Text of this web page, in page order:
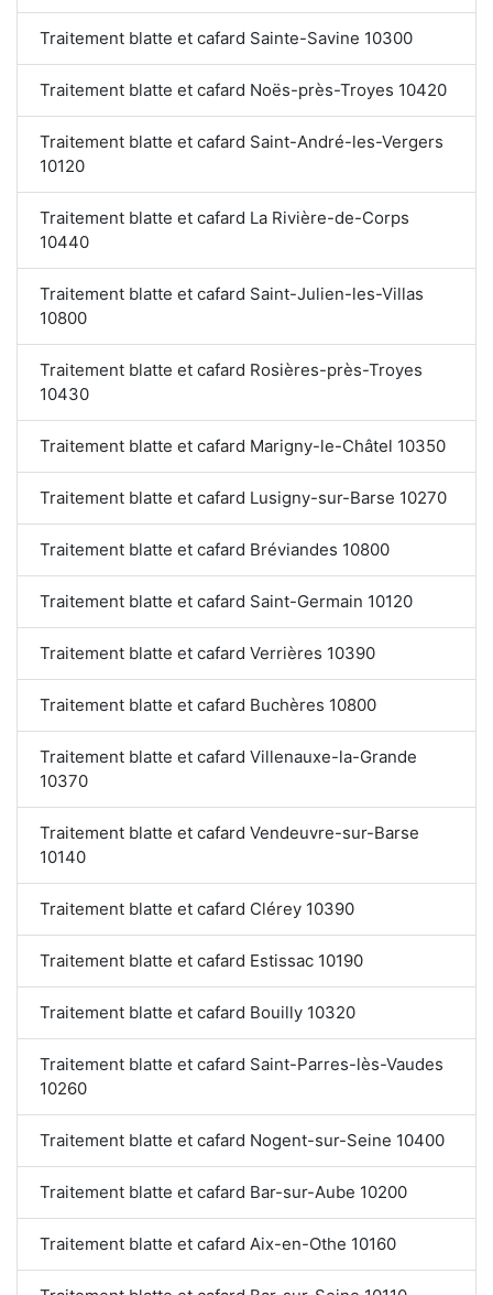
Traitement blatte et cafard Sainte-Savine 10300
Traitement blatte et cafard Noës-près-Troyes 10420
Traitement blatte et cafard Saint-André-les-Vergers
10120
Traitement blatte et cafard La Rivière-de-Corps
10440
Traitement blatte et cafard Saint-Julien-les-Villas
10800
Traitement blatte et cafard Rosières-près-Troyes
10430
Traitement blatte et cafard Marigny-le-Châtel 10350
Traitement blatte et cafard Lusigny-sur-Barse 10270
Traitement blatte et cafard Bréviandes 10800
Traitement blatte et cafard Saint-Germain 10120
Traitement blatte et cafard Verrières 10390
Traitement blatte et cafard Buchères 10800
Traitement blatte et cafard Villenauxe-la-Grande
10370
Traitement blatte et cafard Vendeuvre-sur-Barse
10140
Traitement blatte et cafard Clérey 10390
Traitement blatte et cafard Estissac 10190
Traitement blatte et cafard Bouilly 10320
Traitement blatte et cafard Saint-Parres-lès-Vaudes
10260
Traitement blatte et cafard Nogent-sur-Seine 10400
Traitement blatte et cafard Bar-sur-Aube 10200
Traitement blatte et cafard Aix-en-Othe 10160